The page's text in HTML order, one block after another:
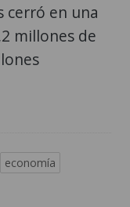
cerró en una
millones de
economía